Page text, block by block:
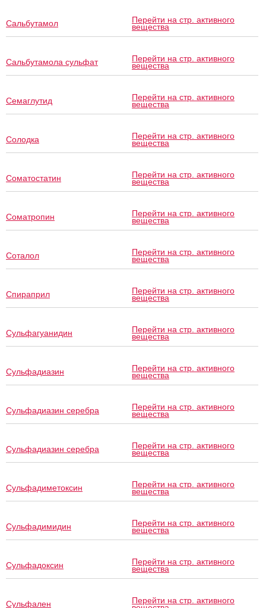
Сальбутамол Перейти на стр. активного
вещества
Сальбутамола сульфат Перейти на стр. активного
вещества
Семаглутид Перейти на стр. активного
вещества
Солодка Перейти на стр. активного
вещества
Соматостатин Перейти на стр. активного
вещества
Соматропин Перейти на стр. активного
вещества
Соталол Перейти на стр. активного
вещества
Спираприл Перейти на стр. активного
вещества
Сульфагуанидин Перейти на стр. активного
вещества
Сульфадиазин Перейти на стр. активного
вещества
Сульфадиазин серебра Перейти на стр. активного
вещества
Сульфадиазин серебра Перейти на стр. активного
вещества
Сульфадиметоксин Перейти на стр. активного
вещества
Сульфадимидин Перейти на стр. активного
вещества
Сульфадоксин Перейти на стр. активного
вещества
Сульфален Перейти на стр. активного